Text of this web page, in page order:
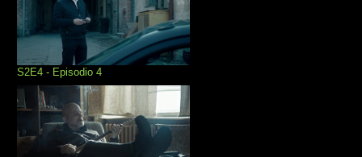
S2E4 - Episodio 4